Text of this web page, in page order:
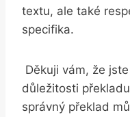
textu, ‍ale také
specifika.
Děkuji vám, že
důležitosti
správný ⁣překlad